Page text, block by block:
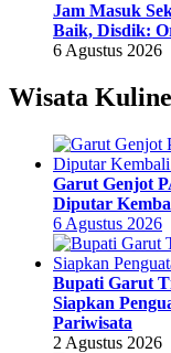
Jam Masuk
Baik, Disdik:
6 Agustus 2026
Wisata
Garut Genjot
Diputar
6 Agustus 2026
Bupati Garut
Siapkan
Pariwisata
2 Agustus 2026